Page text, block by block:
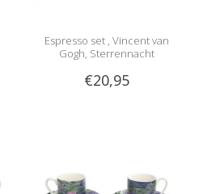
Espresso set , Vincent van
Gogh, Sterrennacht
€20,95